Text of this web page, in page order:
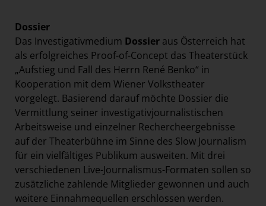
Dossier
Das Investigativmedium Dossier aus Österreich hat
als erfolgreiches Proof-of-Concept das Theaterstück
„Aufstieg und Fall des Herrn René Benko“ in
Kooperation mit dem Wiener Volkstheater
vorgelegt. Basierend darauf möchte Dossier die
Vermittlung seiner investigativjournalistischen
Arbeitsweise und einzelner Rechercheergebnisse
auf der Theaterbühne im Sinne des Slow Journalism
für ein vielfältiges Publikum ausweiten. Mit drei
verschiedenen Live-Journalismus-Formaten sollen so
zusätzliche zahlende Mitglieder gewonnen und auch
weitere Einnahmequellen erschlossen werden.